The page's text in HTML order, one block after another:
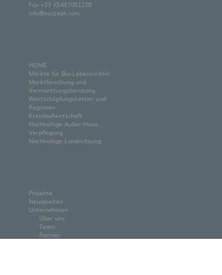
Fax +33 (0)467061250
info@ecozept.com
HOME
Märkte für Bio-Lebensmittel
Marktforschung und
Vermarktungsberatung
Wertschöpfungsketten und
Regionen
Kreislaufwirtschaft
Nachhaltige Außer-Haus-
Verpflegung
Nachhaltige Landnutzung
Projekte
Neuigkeiten
Unternehmen
Über uns
Team
Partner